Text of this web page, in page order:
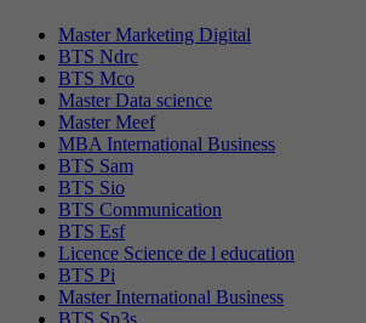
Master Marketing Digital
BTS Ndrc
BTS Mco
Master Data science
Master Meef
MBA International Business
BTS Sam
BTS Sio
BTS Communication
BTS Esf
Licence Science de l education
BTS Pi
Master International Business
BTS Sp3s